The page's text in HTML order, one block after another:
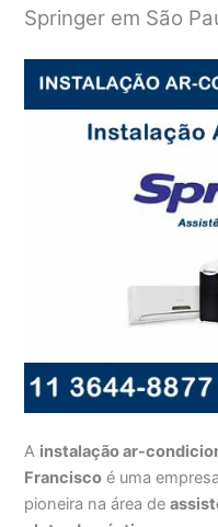
Springer em São
A instalação ar-
Francisco é uma
pioneira na área de